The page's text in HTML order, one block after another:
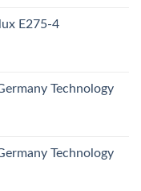
E275-4
Technology
Technology